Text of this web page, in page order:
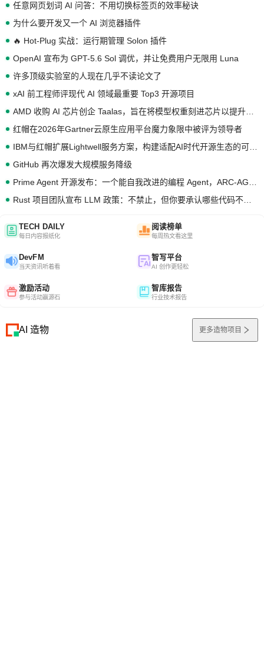
任意网页划词 AI 问答：不用切换标签页的效率秘诀
为什么要开发又一个 AI 浏览器插件
🔥 Hot-Plug 实战：运行期管理 Solon 插件
OpenAI 宣布为 GPT-5.6 Sol 调优，并让免费用户无限用 Luna
许多顶级实验室的人现在几乎不读论文了
xAI 前工程师评现代 AI 领域最重要 Top3 开源项目
红帽在2026年Gartner云原生应用平台魔力象限中被评为领导者
GitHub 再次爆发大规模服务降级
TECH DAILY
每日内容报纸化
阅读榜单
每周热文看这里
DevFM
当天资讯听着看
智写平台
AI 创作更轻松
激励活动
参与活动赢源石
智库报告
行业技术报告
AI 造物 更多造物项目